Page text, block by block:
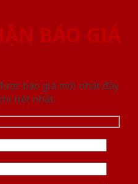
BÁO GIÁ
báo giá mới nhât đầy
tiết nhất.